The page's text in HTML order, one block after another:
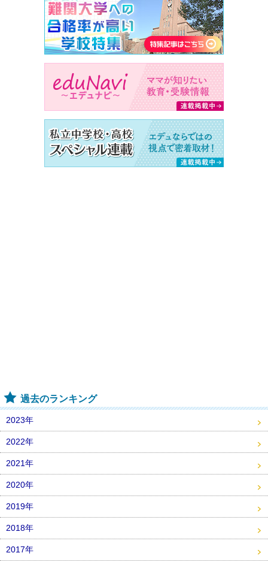
過去のランキング
2023年
2022年
2021年
2020年
2019年
2018年
2017年